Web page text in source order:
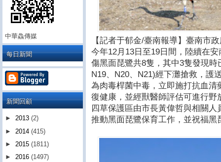
【記者于郁金/臺南報導】臺南市
今年12月13日至19日間，陸續在
傷黑面琵鷺共8隻，其中3隻發現
N19、N20、N21)經下灘搶救，護
為肉毒桿菌中毒，立即施打抗血
復健康，並經獸醫師評估可進行
四草保護區由市長黃偉哲與相關
推動黑面琵鷺保育工作，並祝福黑
中華鱻傳媒
每日新聞
新聞回顧
► 2013 (2)
► 2014 (415)
► 2015 (1811)
► 2016 (1497)